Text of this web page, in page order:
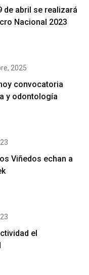
de abril se realizará
Nacional 2023
2025
convocatoria
y odontología
Viñedos echan a
el